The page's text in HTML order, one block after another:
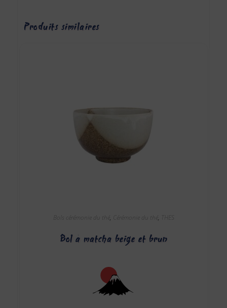
Produits similaires
Bols cérémonie du thé, Cérémonie du thé, THES
Bol à matcha beige et brun